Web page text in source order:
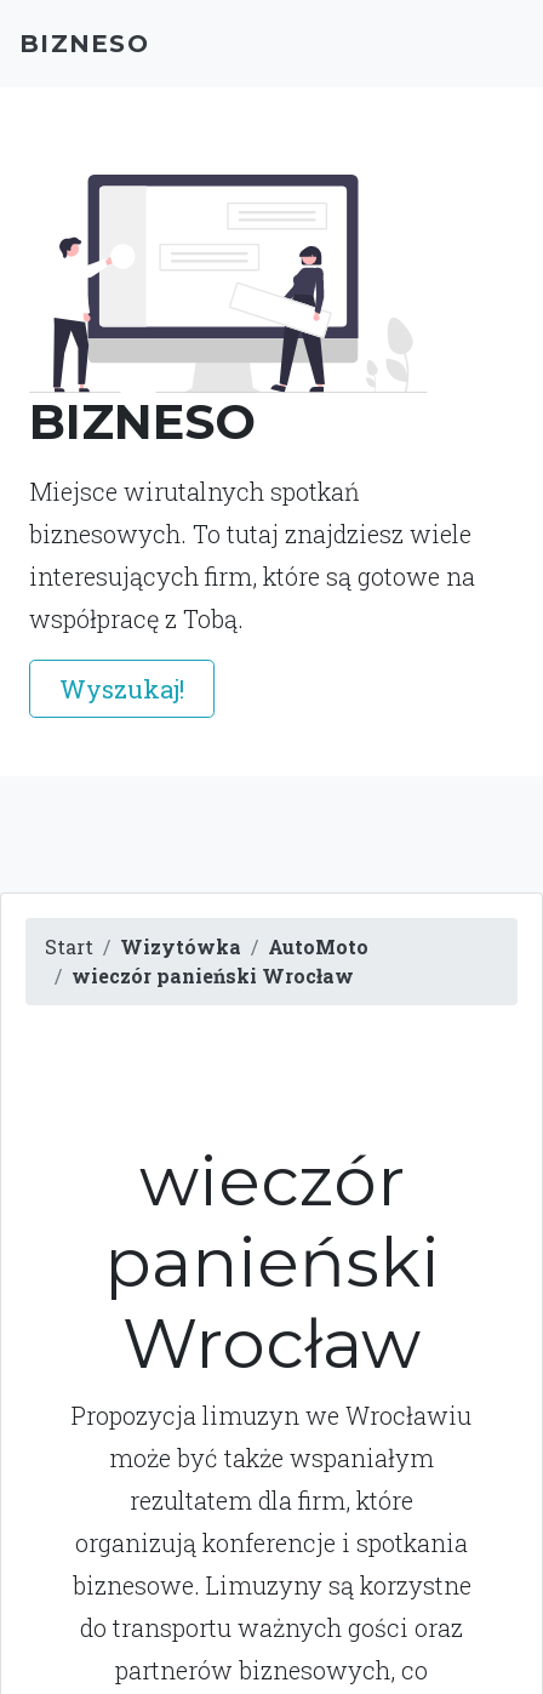
BIZNESO
Miejsce wirutalnych spotkań
biznesowych. To tutaj znajdziesz wiele
interesujących firm, które są gotowe na
współpracę z Tobą.
Wyszukaj!
BIZNESO
Start Wizytówka
AutoMoto
wieczór panieński Wrocław
wieczór
panieński
Wrocław
Propozycja limuzyn we Wrocławiu
może być także wspaniałym
rezultatem dla firm, które
organizują konferencje i spotkania
biznesowe. Limuzyny są korzystne
do transportu ważnych gości oraz
partnerów biznesowych, co